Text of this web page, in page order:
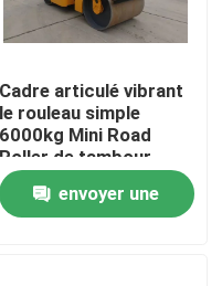
Cadre articulé vibrant
le rouleau simple
6000kg Mini Road
Roller de tambour
envoyer une